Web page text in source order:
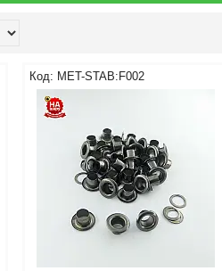
MET-STAB:F002